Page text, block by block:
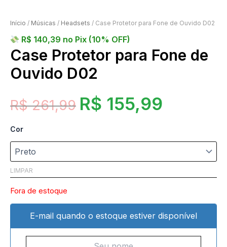
Início / Músicas / Headsets / Case Protetor para Fone de Ouvido D02
R$ 140,39 no Pix (10% OFF)
Case Protetor para Fone de
Ouvido D02
R$261,99 R$ 155,99
Cor
LIMPAR
Fora de estoque
E-mail quando o estoque estiver disponível